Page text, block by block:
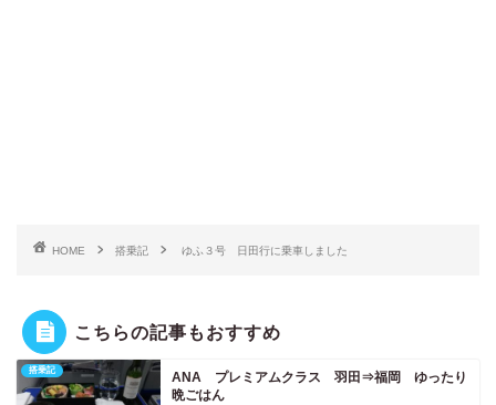
HOME 搭乗記 ゆふ３号 日田行に乗車しました
こちらの記事もおすすめ
搭乗記
ANA プレミアムクラス 羽田⇒福岡 ゆったり
晩ごはん